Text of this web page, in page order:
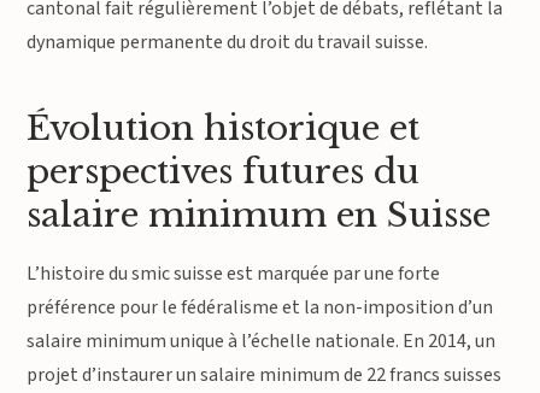
cantonal fait régulièrement l’objet de débats, reflétant la
dynamique permanente du droit du travail suisse.
Évolution historique et
perspectives futures du
salaire minimum en Suisse
L’histoire du smic suisse est marquée par une forte
préférence pour le fédéralisme et la non-imposition d’un
salaire minimum unique à l’échelle nationale. En 2014, un
projet d’instaurer un salaire minimum de 22 francs suisses